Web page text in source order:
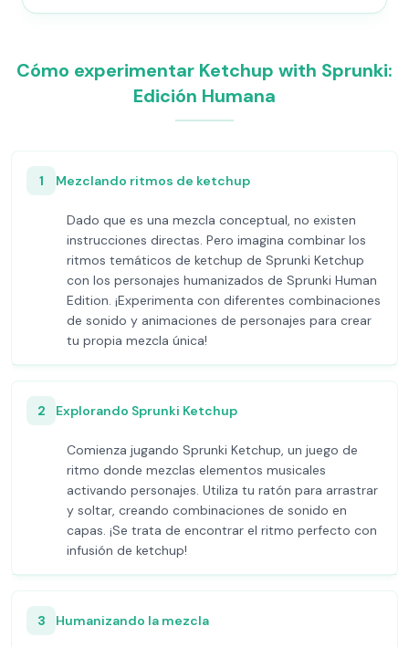
Cómo experimentar Ketchup with Sprunki:
Edición Humana
1 Mezclando ritmos de ketchup
Dado que es una mezcla conceptual, no existen
instrucciones directas. Pero imagina combinar los
ritmos temáticos de ketchup de Sprunki Ketchup
con los personajes humanizados de Sprunki Human
Edition. ¡Experimenta con diferentes combinaciones
de sonido y animaciones de personajes para crear
tu propia mezcla única!
2 Explorando Sprunki Ketchup
Comienza jugando Sprunki Ketchup, un juego de
ritmo donde mezclas elementos musicales
activando personajes. Utiliza tu ratón para arrastrar
y soltar, creando combinaciones de sonido en
capas. ¡Se trata de encontrar el ritmo perfecto con
infusión de ketchup!
3 Humanizando la mezcla